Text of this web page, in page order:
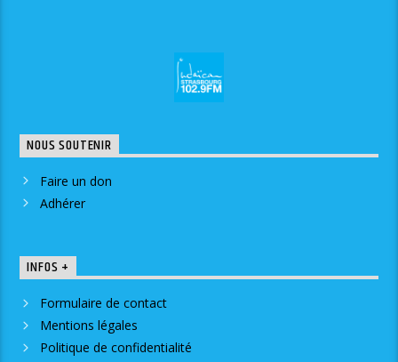
NOUS SOUTENIR
Faire un don
Adhérer
INFOS +
Formulaire de contact
Mentions légales
Politique de confidentialité